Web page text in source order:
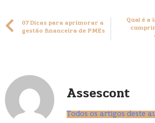
07 Dicas para aprimorar a
gestão financeira de PMEs
Qual é a
Assescont
Todos os artigos deste